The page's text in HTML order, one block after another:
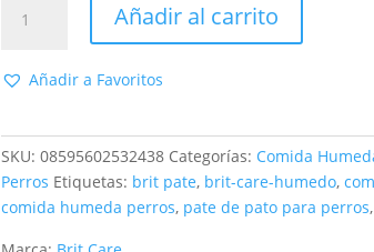
Paté
Meat
o
800gr
cantidad
Añadir al carrito
Añadir a Favoritos
SKU: 08595602532438 Categorías: Comida
Perros Etiquetas: brit pate, brit-care-humedo,
comida humeda perros, pate de pato para perros,